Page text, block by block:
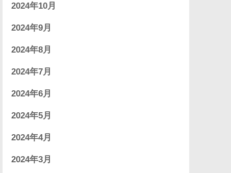
2024年10月
2024年9月
2024年8月
2024年7月
2024年6月
2024年5月
2024年4月
2024年3月